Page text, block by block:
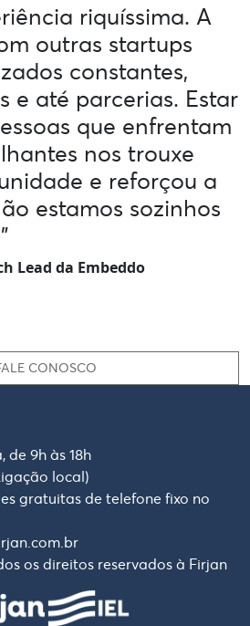
riquíssima. A
outras startups
constantes,
e até parcerias. Estar
que enfrentam
nos trouxe
e reforçou a
estamos sozinhos
Lead da Embeddo
CONOSCO
de 9h às 18h
local)
gratuitas de telefone fixo no
os direitos reservados à Firjan